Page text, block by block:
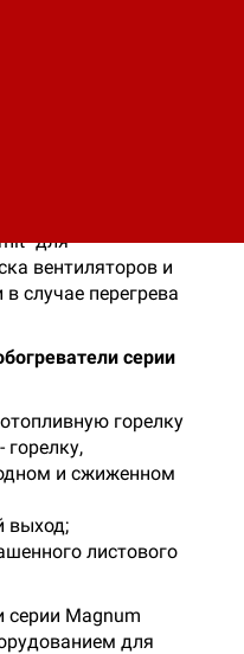
для
вентиляторов и
случае перегрева
серии
горелку
горелку,
и сжиженном
выход;
листового
серии Magnum
для